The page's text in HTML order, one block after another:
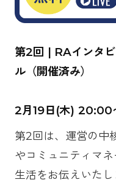
第2回 | RAインタ
ル（開催済み）
2月19日(木) 20:00
第2回は、運営の中
やコミュニティマ
生活をお伝えいたし